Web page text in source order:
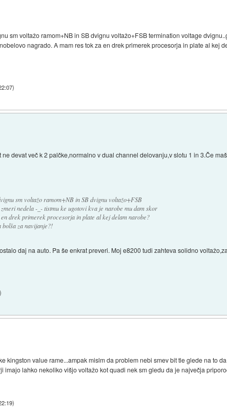
sm voltažo ramom+NB in SB dvignu voltažo+FSB termination voltage
nagrado. A mam res tok za en drek primerek procesorja in plate al kej
)
devat več k 2 palčke,normalno v dual channel delovanju,v slotu 1 in 3.Če
sm voltažo ramom+NB in SB dvignu voltažo+FSB
nedela -_- tistmu ke ugotovi kva je narobe mu dam skor
drek primerek procesorja in plate al kej delam narobe?
za navijanje?!
daj na auto. Pa še enkrat preveri. Moj e8200 tudi zahteva solidno
)
kingston value rame...ampak mislm da problem nebi smev bit tle glede na to
imajo lahko nekoliko višjo voltažo kot quadi nek sm gledu da je največja
)